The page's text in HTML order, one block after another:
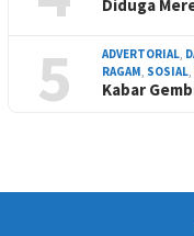
Diduga
5 ADVERTORIAL,
RAGAM, SOSIAL,
Kabar